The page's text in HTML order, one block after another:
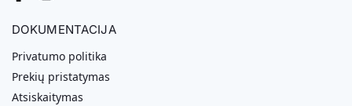
DOKUMENTACIJA
Privatumo politika
Prekių pristatymas
Atsiskaitymas